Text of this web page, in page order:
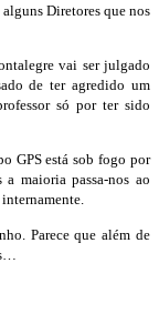
Diretores que nos
vai ser julgado
de ter agredido um
só por ter sido
GPS está sob fogo por
maioria passa-nos ao
Parece que além de